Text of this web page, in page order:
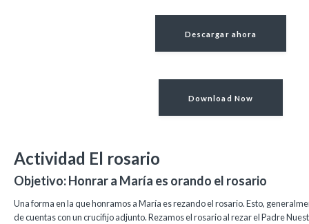
Descargar ahora
Download Now
Actividad El rosario
Objetivo: Honrar a María es orando el rosario
Una forma en la que honramos a María es rezando el rosario. Esto,
de cuentas con un crucifijo adjunto. Rezamos el rosario al rezar el Padre